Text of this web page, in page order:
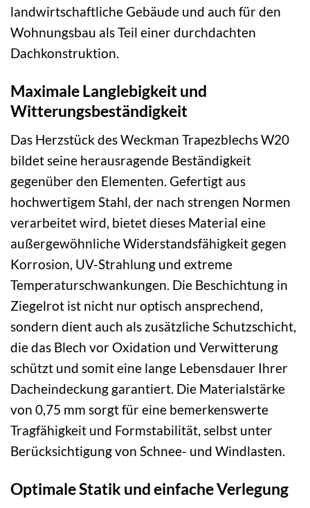
landwirtschaftliche Gebäude und auch für den
Wohnungsbau als Teil einer durchdachten
Dachkonstruktion.
Maximale Langlebigkeit und
Witterungsbeständigkeit
Das Herzstück des Weckman Trapezblechs W20
bildet seine herausragende Beständigkeit
gegenüber den Elementen. Gefertigt aus
hochwertigem Stahl, der nach strengen Normen
verarbeitet wird, bietet dieses Material eine
außergewöhnliche Widerstandsfähigkeit gegen
Korrosion, UV-Strahlung und extreme
Temperaturschwankungen. Die Beschichtung in
Ziegelrot ist nicht nur optisch ansprechend,
sondern dient auch als zusätzliche Schutzschicht,
die das Blech vor Oxidation und Verwitterung
schützt und somit eine lange Lebensdauer Ihrer
Dacheindeckung garantiert. Die Materialstärke
von 0,75 mm sorgt für eine bemerkenswerte
Tragfähigkeit und Formstabilität, selbst unter
Berücksichtigung von Schnee- und Windlasten.
Optimale Statik und einfache Verlegung